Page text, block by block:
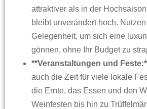
attraktiver als in der
bleibt unverändert hoch.
Gelegenheit, um sich eine
gönnen, ohne Ihr Budget zu
**Veranstaltungen und
auch die Zeit für viele lokale
die Ernte, das Essen und den
Weinfesten bis hin zu